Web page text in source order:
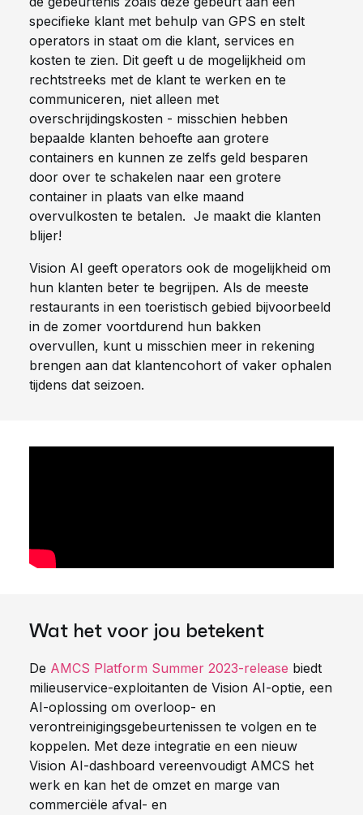
specifieke klant met behulp van GPS en stelt
operators in staat om die klant, services en
kosten te zien. Dit geeft u de mogelijkheid om
rechtstreeks met de klant te werken en te
communiceren, niet alleen met
overschrijdingskosten - misschien hebben
bepaalde klanten behoefte aan grotere
containers en kunnen ze zelfs geld besparen
door over te schakelen naar een grotere
container in plaats van elke maand
overvulkosten te betalen. Je maakt die klanten
blijer!
Vision AI geeft operators ook de mogelijkheid om
hun klanten beter te begrijpen. Als de meeste
restaurants in een toeristisch gebied bijvoorbeeld
in de zomer voortdurend hun bakken
overvullen, kunt u misschien meer in rekening
brengen aan dat klantencohort of vaker ophalen
tijdens dat seizoen.
Wat het voor jou betekent
De AMCS Platform Summer 2023-release biedt
milieuservice-exploitanten de Vision AI-optie, een
AI-oplossing om overloop- en
verontreinigingsgebeurtenissen te volgen en te
koppelen. Met deze integratie en een nieuw
Vision AI-dashboard vereenvoudigt AMCS het
werk en kan het de omzet en marge van
commerciële afval- en